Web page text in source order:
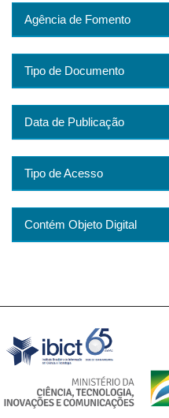
Agência de Fomento
Tipo de Documento
Data de Publicação
Tipo de Acesso
Contém Objeto Digital